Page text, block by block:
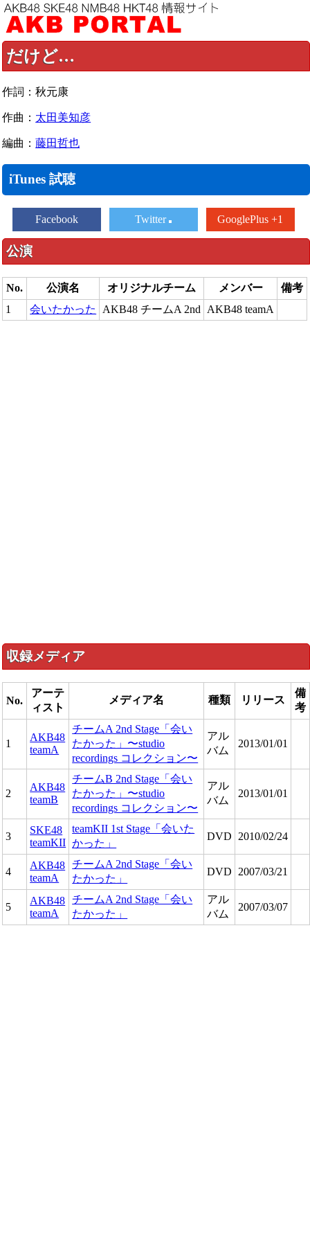
だけど…
作詞：秋元康
作曲： 太田美知彦
編曲：藤田哲也
iTunes 試聴
Facebook Twitter GooglePlus +1
公演
No. 公演名 オリジナルチーム メンバー
備考
1
会いたかった AKB48 チームA 2nd AKB48 teamA
収録メディア
No.
アーテ
ィスト
メディア名 種類 リリース
備
考
1
AKB48
teamA
チームA 2nd Stage「会い
たかった」〜studio
recordings コレクション〜
アル
バム
2013/01/01
2
AKB48
teamB
チームB 2nd Stage「会い
たかった」〜studio
recordings コレクション〜
アル
バム
2013/01/01
3
SKE48
teamKII
teamKII 1st Stage「会いた
かった」
DVD 2010/02/24
4
AKB48
teamA
チームA 2nd Stage「会い
たかった」
DVD 2007/03/21
5
AKB48
teamA
チームA 2nd Stage「会い
たかった」
アル
バム
2007/03/07